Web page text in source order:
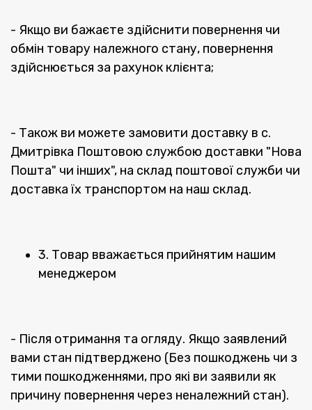
- Якщо ви бажаєте здійснити повернення чи
обмін товару належного стану, повернення
здійснюється за рахунок клієнта;
- Також ви можете замовити доставку в с.
Дмитрівка Поштовою службою доставки "Нова
Пошта" чи інших", на склад поштової служби чи
доставка їх транспортом на наш склад.
3. Товар вважається прийнятим нашим
менеджером
- Після отримання та огляду. Якщо заявлений
вами стан підтверджено (Без пошкоджень чи з
тими пошкодженнями, про які ви заявили як
причину повернення через неналежний стан).